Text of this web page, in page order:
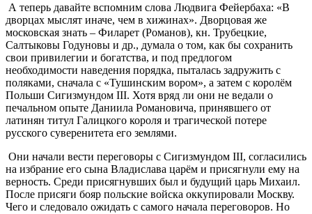
А теперь давайте вспомним слова Людвига Фейербаха: «В
дворцах мыслят иначе, чем в хижинах». Дворцовая же
московская знать – Филарет (Романов), кн. Трубецкие,
Салтыковы Годуновы и др., думала о том, как бы сохранить
свои привилегии и богатства, и под предлогом
необходимости наведения порядка, пыталась задружить с
поляками, сначала с «Тушинским вором», а затем с королём
Польши Сигизмундом III. Хотя вряд ли они не ведали о
печальном опыте Даниила Романовича, принявшего от
латинян титул Галицкого короля и трагической потере
русского суверенитета его землями.
Они начали вести переговоры с Сигизмундом III, согласились
на избрание его сына Владислава царём и присягнули ему на
верность. Среди присягнувших был и будущий царь Михаил.
После присяги бояр польские войска оккупировали Москву.
Чего и следовало ожидать с самого начала переговоров. Но